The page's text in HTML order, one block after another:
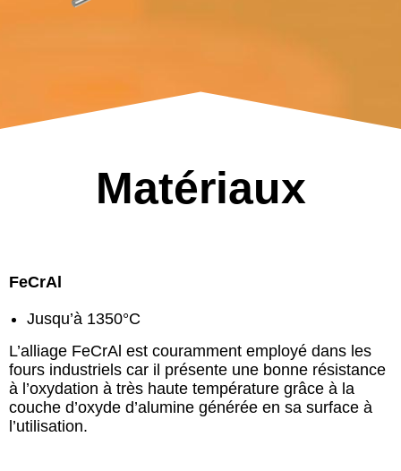
Matériaux
FeCrAl
Jusqu’à 1350°C
L’alliage FeCrAl est couramment employé dans les
fours industriels car il présente une bonne résistance
à l’oxydation à très haute température grâce à la
couche d’oxyde d’alumine générée en sa surface à
l’utilisation.